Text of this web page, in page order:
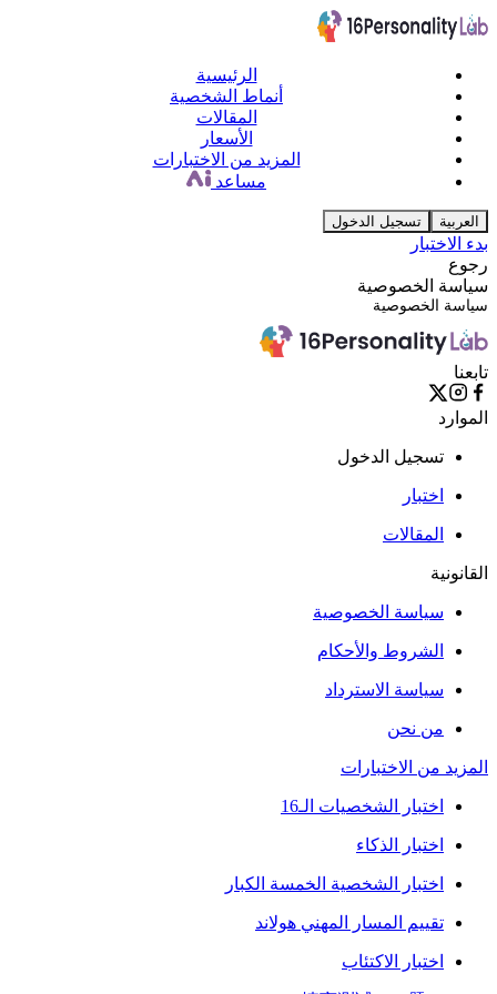
الرئيسية
أنماط الشخصية
المقالات
الأسعار
المزيد من الاختبارات
مساعد
العربية تسجيل الدخول
بدء الاختبار
رجوع
سياسة الخصوصية
سياسة الخصوصية
تابعنا
الموارد
تسجيل الدخول
اختبار
المقالات
القانونية
سياسة الخصوصية
الشروط والأحكام
سياسة الاسترداد
من نحن
المزيد من الاختبارات
اختبار الشخصيات الـ16
اختبار الذكاء
اختبار الشخصية الخمسة الكبار
تقييم المسار المهني هولاند
اختبار الاكتئاب